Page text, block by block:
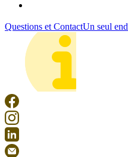
Questions et ContactUn seul